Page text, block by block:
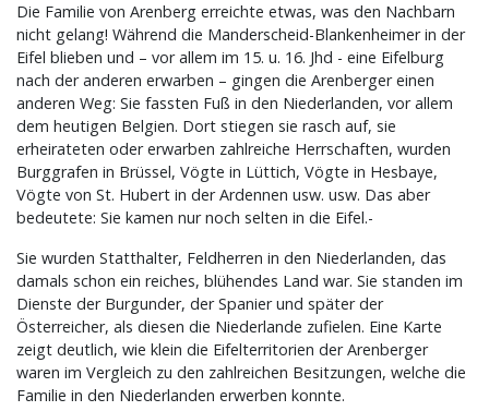
Die Familie von Arenberg erreichte etwas, was den Nachbarn
nicht gelang! Während die Manderscheid-Blankenheimer in der
Eifel blieben und – vor allem im 15. u. 16. Jhd - eine Eifelburg
nach der anderen erwarben – gingen die Arenberger einen
anderen Weg: Sie fassten Fuß in den Niederlanden, vor allem
dem heutigen Belgien. Dort stiegen sie rasch auf, sie
erheirateten oder erwarben zahlreiche Herrschaften, wurden
Burggrafen in Brüssel, Vögte in Lüttich, Vögte in Hesbaye,
Vögte von St. Hubert in der Ardennen usw. usw. Das aber
bedeutete: Sie kamen nur noch selten in die Eifel.-
Sie wurden Statthalter, Feldherren in den Niederlanden, das
damals schon ein reiches, blühendes Land war. Sie standen im
Dienste der Burgunder, der Spanier und später der
Österreicher, als diesen die Niederlande zufielen. Eine Karte
zeigt deutlich, wie klein die Eifelterritorien der Arenberger
waren im Vergleich zu den zahlreichen Besitzungen, welche die
Familie in den Niederlanden erwerben konnte.